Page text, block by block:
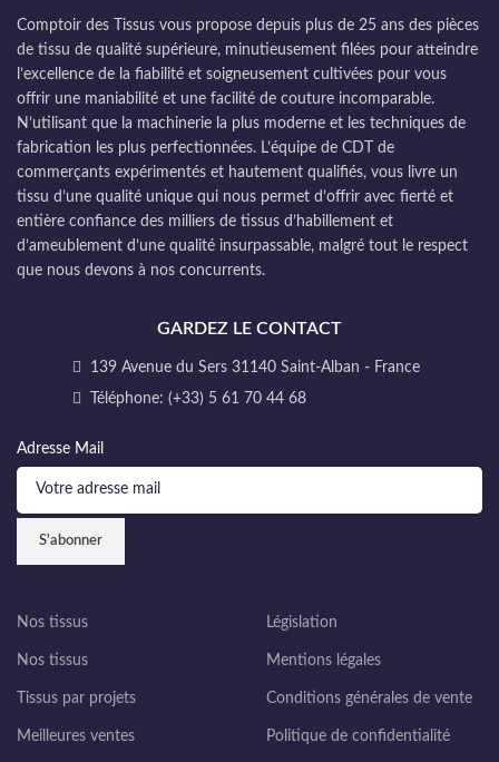
Comptoir des Tissus vous propose depuis plus de 25 ans des pièces
de tissu de qualité supérieure, minutieusement filées pour atteindre
l’excellence de la fiabilité et soigneusement cultivées pour vous
offrir une maniabilité et une facilité de couture incomparable.
N’utilisant que la machinerie la plus moderne et les techniques de
fabrication les plus perfectionnées. L’équipe de CDT de
commerçants expérimentés et hautement qualifiés, vous livre un
tissu d’une qualité unique qui nous permet d’offrir avec fierté et
entière confiance des milliers de tissus d’habillement et
d’ameublement d’une qualité insurpassable, malgré tout le respect
que nous devons à nos concurrents.
GARDEZ LE CONTACT
139 Avenue du Sers 31140 Saint-Alban - France
Téléphone: (+33) 5 61 70 44 68
Adresse Mail
Nos tissus
Nos tissus
Tissus par projets
Meilleures ventes
Législation
Mentions légales
Conditions générales de vente
Politique de confidentialité